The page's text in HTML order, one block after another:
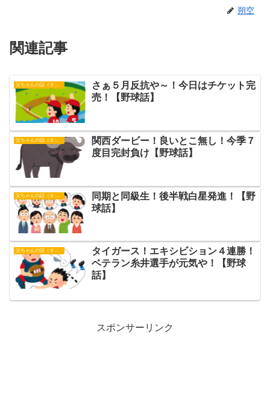
朔空
関連記事
父ちゃんの話（タイガース）
さぁ５月反抗や～！今日はチケット完
売！【野球話】
父ちゃんの話（タイガース）
関西ダービー！良いとこ無し！今季７
度目完封負け【野球話】
同期と同級生！後半戦白星発進！【野
球話】
父ちゃんの話（タイガース）
タイガース！エキシビション４連勝！
ベテラン糸井選手が元気や！【野球
話】
スポンサーリンク